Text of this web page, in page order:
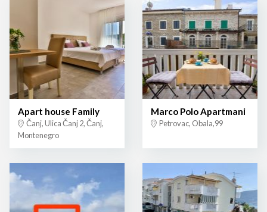
Apart house Family
Čanj, Ulica Čanj 2, Čanj,
Montenegro
Marco Polo Apartmani
Petrovac, Obala,99